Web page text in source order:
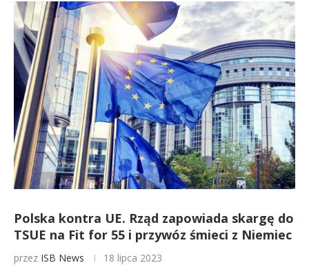
Polska kontra UE. Rząd zapowiada skargę do
TSUE na Fit for 55 i przywóz śmieci z Niemiec
przez ISB News 18 lipca 2023